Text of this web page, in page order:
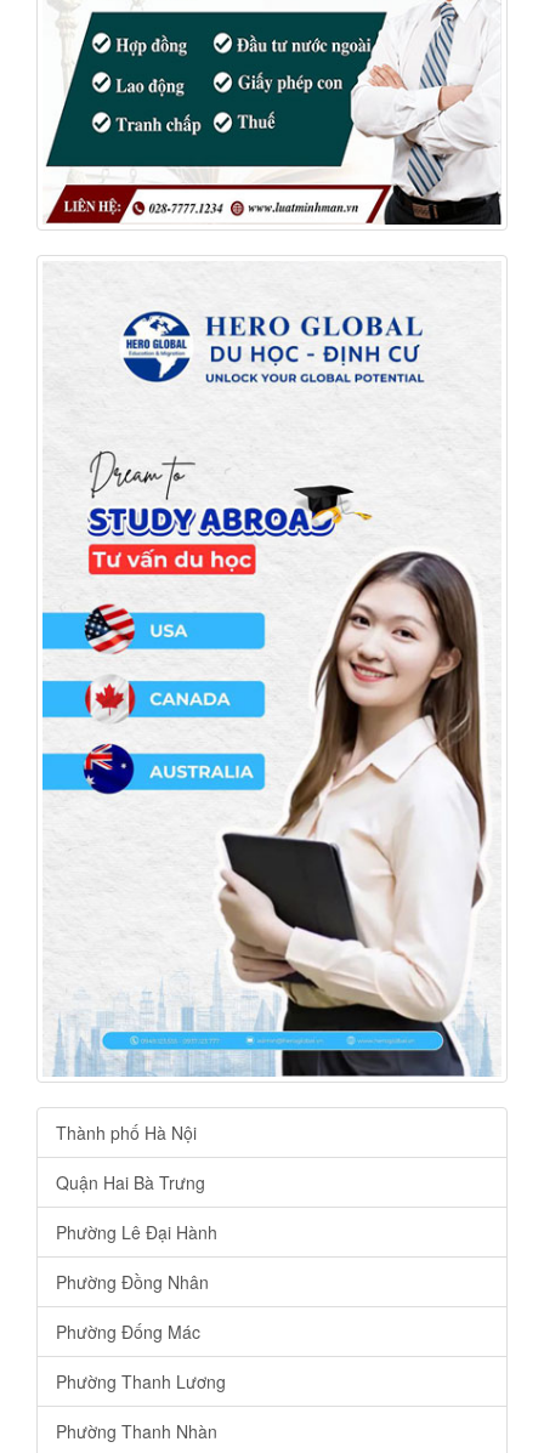
Thành phố Hà Nội
Quận Hai Bà Trưng
Phường Lê Đại Hành
Phường Đồng Nhân
Phường Đống Mác
Phường Thanh Lương
Phường Thanh Nhàn